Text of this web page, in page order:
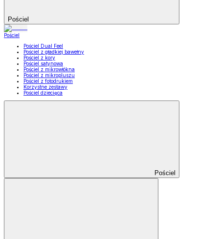
Pościel
Pościel
Pościel Dual Feel
Pościel z gładkiej bawełny
Pościel z kory
Pościel satynowa
Pościel z mikrowłókna
Pościel z mikropluszu
Pościel z fotodrukiem
Korzystne zestawy
Pościel dziecięca
Pościel